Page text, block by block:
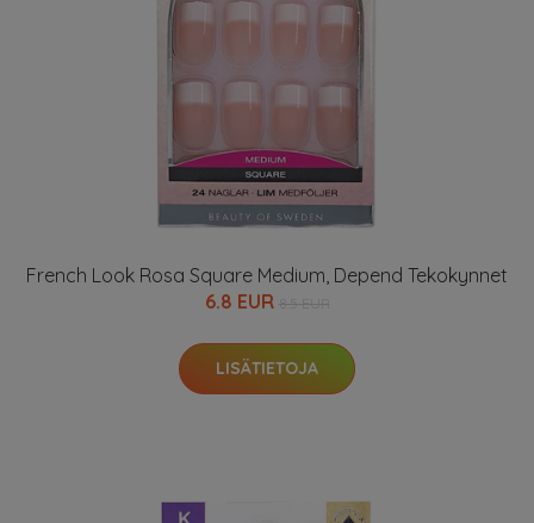
French Look Rosa Square Medium, Depend Tekokynnet
6.8 EUR
LISÄTIETOJA